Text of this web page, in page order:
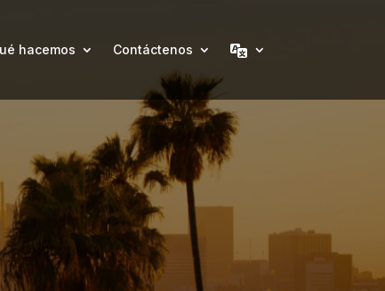
hacemos Contáctenos